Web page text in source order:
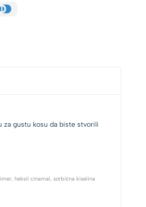
za gustu kosu da biste stvorili
heksil cinamal, sorbična kiselina